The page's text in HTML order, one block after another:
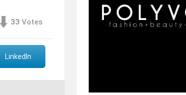
33 Votes
LinkedIn